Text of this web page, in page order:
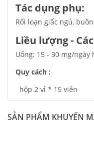
Tác dụng phụ:
Rối loạn giấc ngủ,
Liều lượng -
Uống: 15 - 30 mg/ngày
Quy cách :
hộp 2 vỉ * 15 viên
SẢN PHẨM KHUYẾN